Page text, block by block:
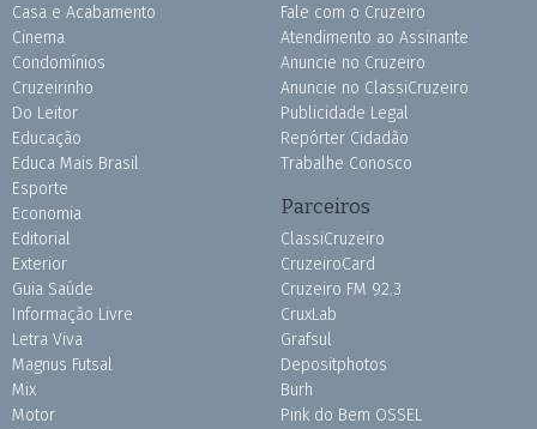
Casa e Acabamento
Cinema
Condomínios
Cruzeirinho
Do Leitor
Educação
Educa Mais Brasil
Esporte
Economia
Editorial
Exterior
Guia Saúde
Informação Livre
Letra Viva
Magnus Futsal
Mix
Motor
Fale com o Cruzeiro
Atendimento ao Assinante
Anuncie no Cruzeiro
Anuncie no ClassiCruzeiro
Publicidade Legal
Repórter Cidadão
Trabalhe Conosco
Parceiros
ClassiCruzeiro
CruzeiroCard
Cruzeiro FM 92.3
CruxLab
Grafsul
Depositphotos
Burh
Pink do Bem OSSEL